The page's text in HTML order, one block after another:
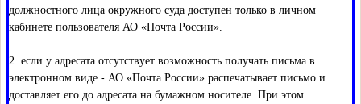
должностного лица окружного суда доступен только в личном
кабинете пользователя АО «Почта России».
2. если у адресата отсутствует возможность получать письма в
электронном виде - АО «Почта России» распечатывает письмо и
доставляет его до адресата на бумажном носителе. При этом